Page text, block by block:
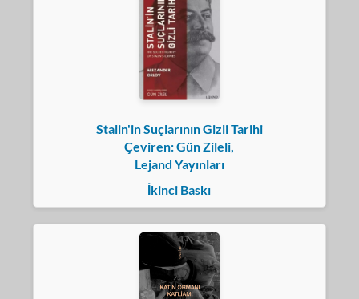
Stalin'in Suçlarının Gizli Tarihi
Çeviren: Gün Zileli,
Lejand Yayınları
İkinci Baskı